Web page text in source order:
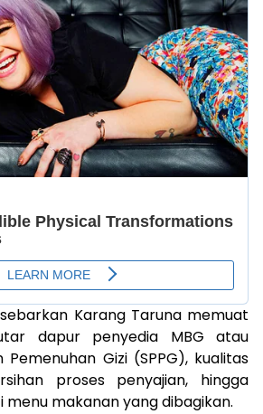
Karang Taruna memuat
dapur penyedia MBG atau
Pemenuhan Gizi (SPPG), kualitas
proses penyajian, hingga
menu makanan yang dibagikan.